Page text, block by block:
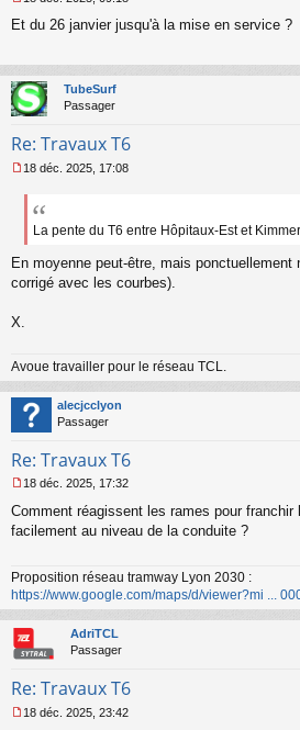
e
a
g
e
o
l
Et du 26 janvier jusqu'à la mise en service ?
TubeSurf
Passager
Re: Travaux T6
e
a
g
e
n
u
18 déc. 2025, 17:08
La pente du T6 entre Hôpitaux-Est et
En moyenne peut-être, mais
corrigé avec les courbes).
X.
Avoue travailler pour le réseau TCL.
alecjcclyon
Passager
Re: Travaux T6
e
s
g
e
n
o
n
l
18 déc. 2025, 17:32
Comment réagissent les rames pour
facilement au niveau de la conduite ?
Proposition réseau tramway Lyon 2030 :
https://www.google.com/maps/d/viewer?mi ...
AdriTCL
Passager
Re: Travaux T6
18 déc. 2025, 23:42